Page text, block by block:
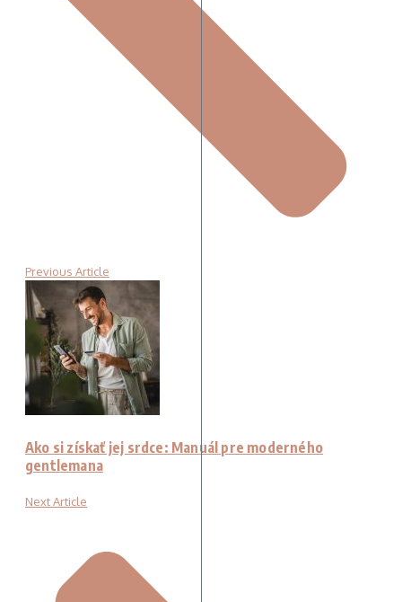
Previous Article
Ako si získať jej srdce: Manuál pre moderného
gentlemana
Next Article